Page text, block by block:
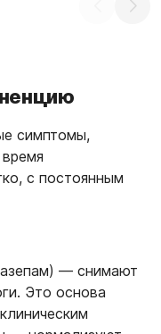
симптомы,
с постоянным
— снимают
Это основа